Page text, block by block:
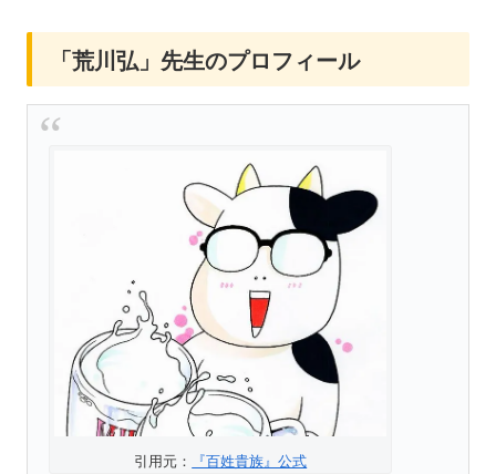
「荒川弘」先生のプロフィール
引用元： 『百姓貴族』公式